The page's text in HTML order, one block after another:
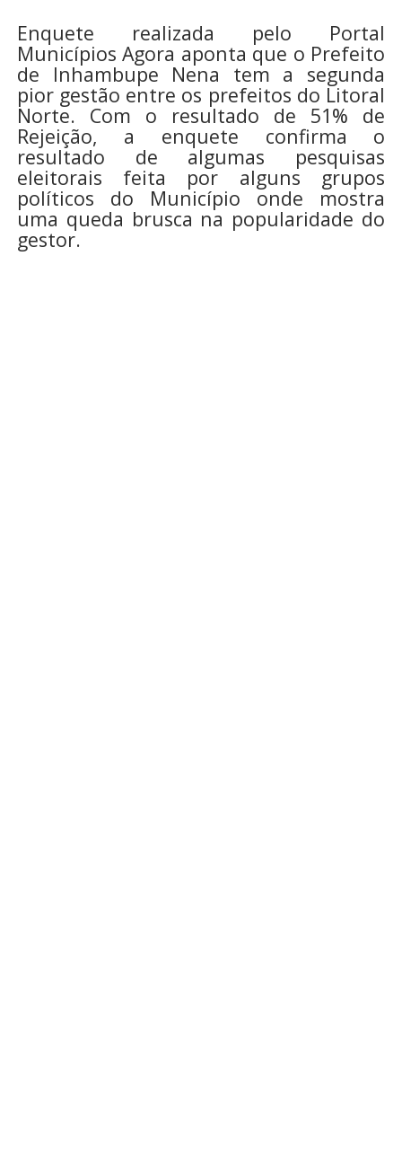
Enquete realizada pelo Portal
Municípios Agora aponta que o Prefeito
de Inhambupe Nena tem a segunda
pior gestão entre os prefeitos do Litoral
Norte. Com o resultado de 51% de
Rejeição, a enquete confirma o
resultado de algumas pesquisas
eleitorais feita por alguns grupos
políticos do Município onde mostra
uma queda brusca na popularidade do
gestor.